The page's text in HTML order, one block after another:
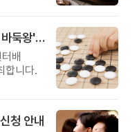
제3회 서초구 아버지센터배 '매너 바둑왕' 대회
배
합니다.
청 안내